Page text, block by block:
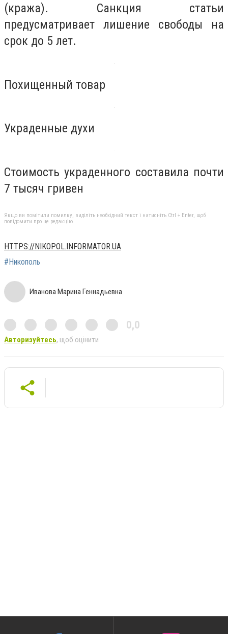
(кража). Санкция статьи
предусматривает лишение свободы на
срок до 5 лет.
Похищенный товар
Украденные духи
Стоимость украденного составила почти
7 тысяч гривен
Якщо ви помітили помилку, виділіть необхідний текст і натисніть Ctrl + Enter, щоб
повідомити про це редакцію
HTTPS://NIKOPOL.INFORMATOR.UA
#Никополь
Иванова Марина Геннадьевна
0,0
Авторизуйтесь, щоб оцінити